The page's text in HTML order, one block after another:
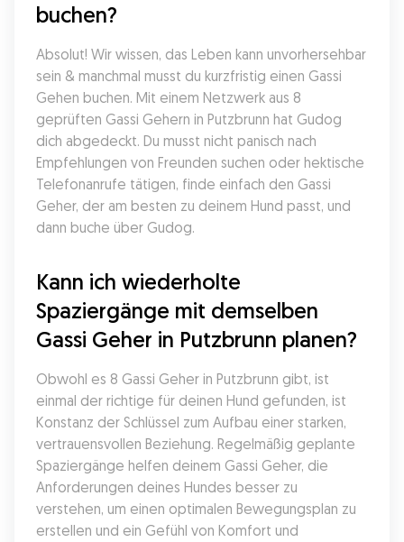
buchen?
Absolut! Wir wissen, das Leben kann unvorhersehbar
sein & manchmal musst du kurzfristig einen Gassi
Gehen buchen. Mit einem Netzwerk aus 8
geprüften Gassi Gehern in Putzbrunn hat Gudog
dich abgedeckt. Du musst nicht panisch nach
Empfehlungen von Freunden suchen oder hektische
Telefonanrufe tätigen, finde einfach den Gassi
Geher, der am besten zu deinem Hund passt, und
dann buche über Gudog.
Kann ich wiederholte
Spaziergänge mit demselben
Gassi Geher in Putzbrunn planen?
Obwohl es 8 Gassi Geher in Putzbrunn gibt, ist
einmal der richtige für deinen Hund gefunden, ist
Konstanz der Schlüssel zum Aufbau einer starken,
vertrauensvollen Beziehung. Regelmäßig geplante
Spaziergänge helfen deinem Gassi Geher, die
Anforderungen deines Hundes besser zu
verstehen, um einen optimalen Bewegungsplan zu
erstellen und ein Gefühl von Komfort und